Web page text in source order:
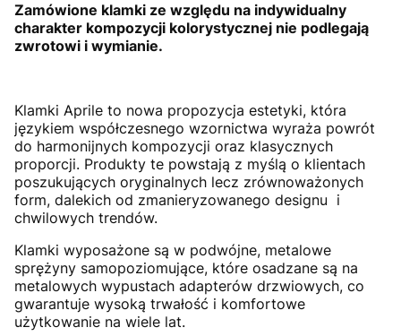
Zamówione klamki ze względu na indywidualny
charakter kompozycji kolorystycznej nie podlegają
zwrotowi i wymianie.
Klamki Aprile to nowa propozycja estetyki, która
językiem współczesnego wzornictwa wyraża powrót
do harmonijnych kompozycji oraz klasycznych
proporcji. Produkty te powstają z myślą o klientach
poszukujących oryginalnych lecz zrównoważonych
form, dalekich od zmanieryzowanego designu i
chwilowych trendów.
Klamki wyposażone są w podwójne, metalowe
sprężyny samopoziomujące, które osadzane są na
metalowych wypustach adapterów drzwiowych, co
gwarantuje wysoką trwałość i komfortowe
użytkowanie na wiele lat.